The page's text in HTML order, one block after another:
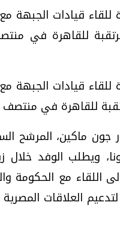
للقاء قيادات
للقاهرة في
للقاء قيادات
للقاهرة في
جون ماكين، المرشح
ويطلب الوفد خلال
اللقاء مع الحكومة
العلاقات
الجامعي .. تساؤلات